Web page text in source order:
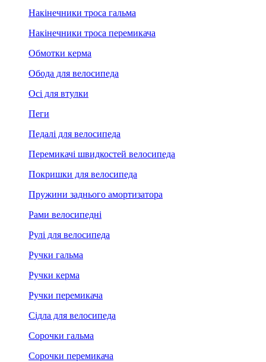
Накінечники троса гальма
Накінечники троса перемикача
Обмотки керма
Обода для велосипеда
Осі для втулки
Пеги
Педалі для велосипеда
Перемикачі швидкостей велосипеда
Покришки для велосипеда
Пружини заднього амортизатора
Рами велосипедні
Рулі для велосипеда
Ручки гальма
Ручки керма
Ручки перемикача
Сідла для велосипеда
Сорочки гальма
Сорочки перемикача